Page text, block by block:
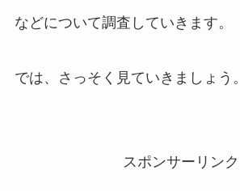
などについて調査していきます。
では、さっそく見ていきましょう。
スポンサーリンク